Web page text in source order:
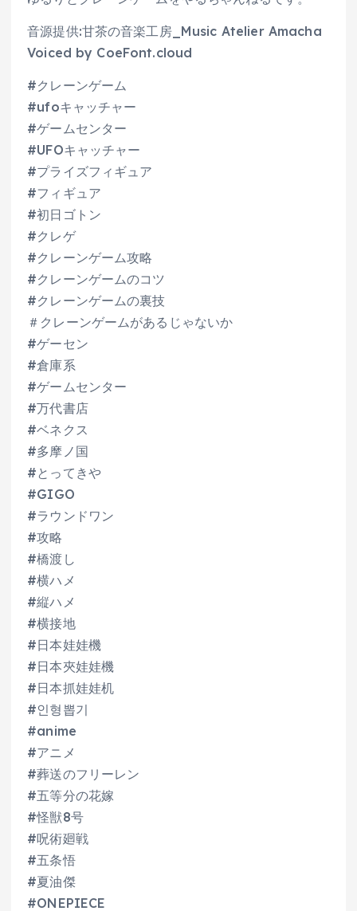
音源提供:甘茶の音楽工房_Music Atelier Amacha
Voiced by CoeFont.cloud
#クレーンゲーム
#ufoキャッチャー
#ゲームセンター
#UFOキャッチャー
#プライズフィギュア
#フィギュア
#初日ゴトン
#クレゲ
#クレーンゲーム攻略
#クレーンゲームのコツ
#クレーンゲームの裏技
＃クレーンゲームがあるじゃないか
#ゲーセン
#倉庫系
#ゲームセンター
#万代書店
#ベネクス
#多摩ノ国
#とってきや
#GIGO
#ラウンドワン
#攻略
#橋渡し
#横ハメ
#縦ハメ
#横接地
#日本娃娃機
#日本夾娃娃機
#日本抓娃娃机
#인형뽑기
#anime
#アニメ
#葬送のフリーレン
#五等分の花嫁
#怪獣8号
#呪術廻戦
#五条悟
#夏油傑
#ONEPIECE